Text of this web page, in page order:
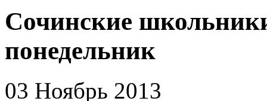
Сочинские
понедельник
03 Ноябрь 2013